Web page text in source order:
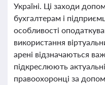
Україні. Ці заходи
бухгалтерам і
особливості
використання
арені відзначаються
підкреслюють
правоохоронці за